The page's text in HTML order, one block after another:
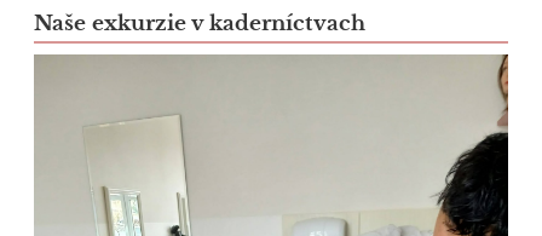
Naše exkurzie v kaderníctvach